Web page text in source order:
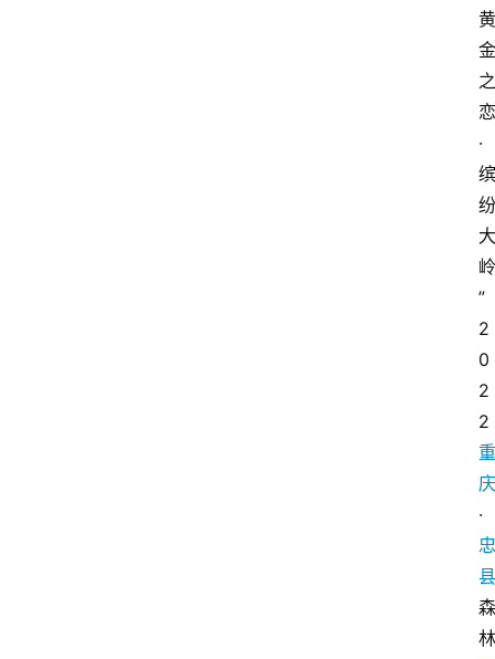
黄
金
之
恋
·
缤
纷
大
岭
”
2
0
2
2
重
庆
·
忠
县
森
林